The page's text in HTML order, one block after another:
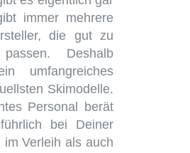
immer mehrere
die gut zu
Deshalb
umfangreiches
Skimodelle.
Personal berät
bei Deiner
Verleih als auch